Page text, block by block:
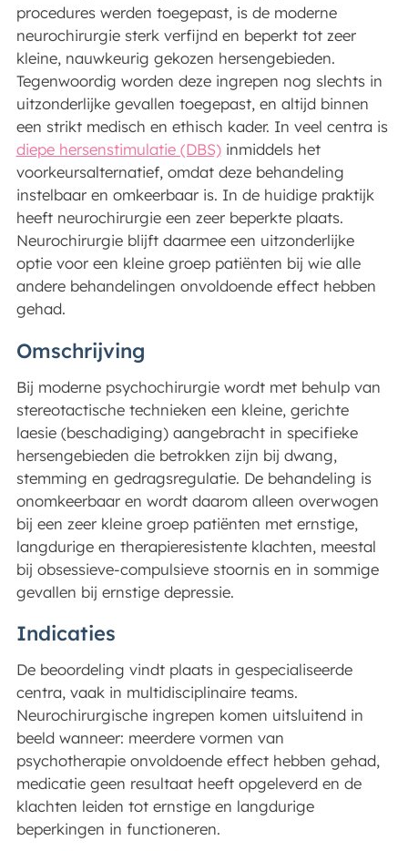
procedures werden toegepast, is de moderne
neurochirurgie sterk verfijnd en beperkt tot zeer
kleine, nauwkeurig gekozen hersengebieden.
Tegenwoordig worden deze ingrepen nog slechts in
uitzonderlijke gevallen toegepast, en altijd binnen
een strikt medisch en ethisch kader. In veel centra is
diepe hersenstimulatie (DBS)inmiddels het
voorkeursalternatief, omdat deze behandeling
instelbaar en omkeerbaar is. In de huidige praktijk
heeft neurochirurgie een zeer beperkte plaats.
Neurochirurgie blijft daarmee een uitzonderlijke
optie voor een kleine groep patiënten bij wie alle
andere behandelingen onvoldoende effect hebben
gehad.
Omschrijving
Bij moderne psychochirurgie wordt met behulp van
stereotactische technieken een kleine, gerichte
laesie (beschadiging) aangebracht in specifieke
hersengebieden die betrokken zijn bij dwang,
stemming en gedragsregulatie. De behandeling is
onomkeerbaar en wordt daarom alleen overwogen
bij een zeer kleine groep patiënten met ernstige,
langdurige en therapieresistente klachten, meestal
bij obsessieve-compulsieve stoornis en in sommige
gevallen bij ernstige depressie.
Indicaties
De beoordeling vindt plaats in gespecialiseerde
centra, vaak in multidisciplinaire teams.
Neurochirurgische ingrepen komen uitsluitend in
beeld wanneer: meerdere vormen van
psychotherapie onvoldoende effect hebben gehad,
medicatie geen resultaat heeft opgeleverd en de
klachten leiden tot ernstige en langdurige
beperkingen in functioneren.